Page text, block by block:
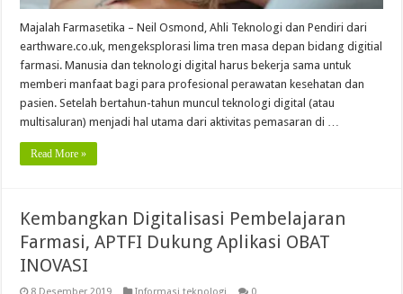
Majalah Farmasetika – Neil Osmond, Ahli Teknologi dan Pendiri dari
earthware.co.uk, mengeksplorasi lima tren masa depan bidang digitial
farmasi. Manusia dan teknologi digital harus bekerja sama untuk
memberi manfaat bagi para profesional perawatan kesehatan dan
pasien. Setelah bertahun-tahun muncul teknologi digital (atau
multisaluran) menjadi hal utama dari aktivitas pemasaran di …
Read More »
Kembangkan Digitalisasi Pembelajaran
Farmasi, APTFI Dukung Aplikasi OBAT
INOVASI
8 Desember 2019 Informasi teknologi 0